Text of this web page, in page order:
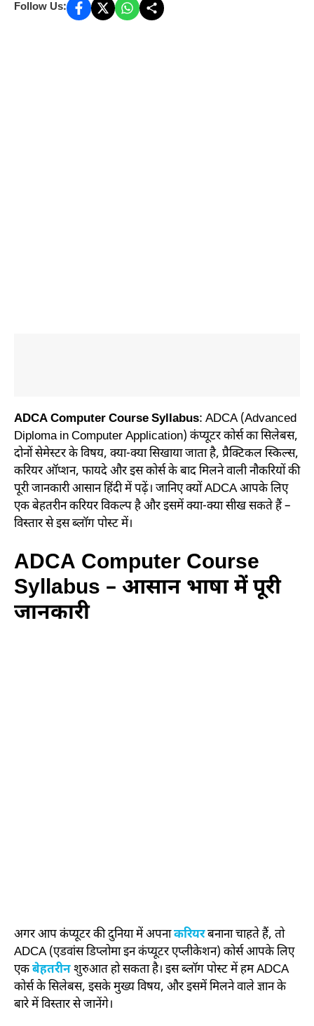
Follow Us:
ADCA Computer Course Syllabus: ADCA (Advanced
Diploma in Computer Application) कंप्यूटर कोर्स का सिलेबस,
दोनों सेमेस्टर के विषय, क्या-क्या सिखाया जाता है, प्रैक्टिकल स्किल्स,
करियर ऑप्शन, फायदे और इस कोर्स के बाद मिलने वाली नौकरियों की
पूरी जानकारी आसान हिंदी में पढ़ें। जानिए क्यों ADCA आपके लिए
एक बेहतरीन करियर विकल्प है और इसमें क्या-क्या सीख सकते हैं –
विस्तार से इस ब्लॉग पोस्ट में।
ADCA Computer Course
Syllabus – आसान भाषा में पूरी
जानकारी
अगर आप कंप्यूटर की दुनिया में अपनाकरियरबनाना चाहते हैं, तो
ADCA (एडवांस डिप्लोमा इन कंप्यूटर एप्लीकेशन) कोर्स आपके लिए
एकबेहतरीनशुरुआत हो सकता है। इस ब्लॉग पोस्ट में हम ADCA
कोर्स के सिलेबस, इसके मुख्य विषय, और इसमें मिलने वाले ज्ञान के
बारे में विस्तार से जानेंगे।